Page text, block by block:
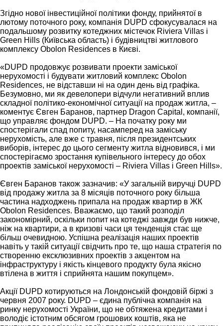
Згідно нової інвестиційної політики фонду, прийнятої в
лютому поточного року, компанія DUPD сфокусувалася на
подальшому розвитку котеджних містечок Riviera Villas і
Green Hills (Київська область) і будівництві житлового
комплексу Obolon Residences в Києві.
«DUPD продовжує розвивати проекти заміської
нерухомості і будувати житловий комплекс Obolon
Residences, не відставши ні на один день від графіка.
Безумовно, ми як девелопери відчули негативний вплив
складної політико-економічної ситуації на продаж житла, –
коментує Євген Баранов, партнер Dragon Capital, компанії,
що управляє фондом DUPD. – На початку року ми
спостерігали спад попиту, насамперед на заміську
нерухомість, але вже c травня, після президентських
виборів, інтерес до цього сегменту житла відновився, і ми
спостерігаємо зростання купівельного інтересу до обох
проектів заміської нерухомості – Riviera Villas і Green Hills».
Євген Баранов також зазначив: «У загальній виручці DUPD
від продажу житла за 8 місяців поточного року більша
частина надходжень припала на продаж квартир в ЖК
Obolon Residences. Вважаємо, що такий розподіл
закономірний, оскільки попит на котеджі завжди був нижче,
ніж на квартири, а в кризові часи ця тенденція стає ще
більш очевидною. Успішна реалізація наших проектів
навіть у такій ситуації свідчить про те, що наша стратегія по
створенню ексклюзивних проектів з акцентом на
інфраструктуру і якість кінцевого продукту була якісно
втілена в життя і сприйнята нашим покупцем».
Акції DUPD котируються на Лондонській фондовій біржі з
червня 2007 року. DUPD – єдина публічна компанія на
ринку нерухомості України, що не обтяжена кредитами і
володіє істотним обсягом грошових коштів, яка не